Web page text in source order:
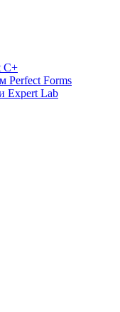
C+
Perfect Forms
Expert Lab